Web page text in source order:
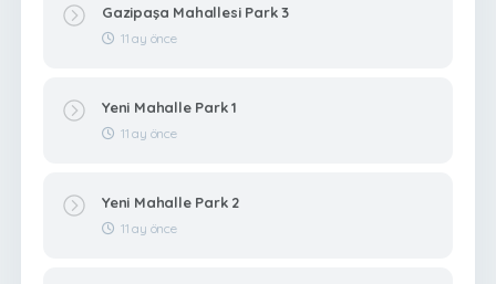
Gazipaşa Mahallesi Park 3
11 ay önce
Yeni Mahalle Park 1
11 ay önce
Yeni Mahalle Park 2
11 ay önce